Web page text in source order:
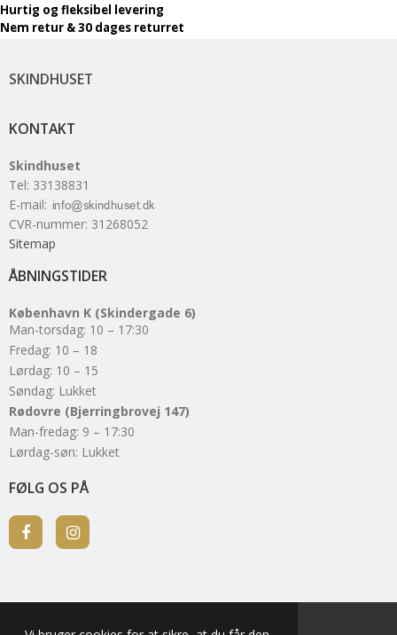
SKINDHUSET
KONTAKT
Skindhuset
Tel: 33138831
E-mail:
CVR-nummer: 31268052
Sitemap
ÅBNINGSTIDER
København K (Skindergade 6)
Man-torsdag: 10 – 17:30
Fredag: 10 – 18
Lørdag: 10 – 15
Søndag: Lukket
Rødovre (Bjerringbrovej 147)
Man-fredag: 9 – 17:30
Lørdag-søn: Lukket
FØLG OS PÅ
Hurtig og fleksibel levering
Nem retur & 30 dages returret